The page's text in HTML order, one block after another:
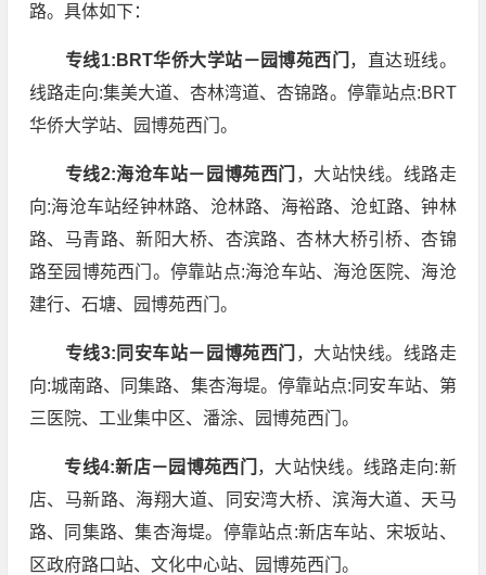
路。具体如下：
专线1:BRT华侨大学站－园博苑西门 ，直达班线。
线路走向:集美大道、杏林湾道、杏锦路。停靠站点:BRT
华侨大学站、园博苑西门。
专线2:海沧车站－园博苑西门
，大站快线。线路走
向:海沧车站经钟林路、沧林路、海裕路、沧虹路、钟林
路、马青路、新阳大桥、杏滨路、杏林大桥引桥、杏锦
路至园博苑西门。停靠站点:海沧车站、海沧医院、海沧
建行、石塘、园博苑西门。
专线3:同安车站－园博苑西门
，大站快线。线路走
向:城南路、同集路、集杏海堤。停靠站点:同安车站、第
三医院、工业集中区、潘涂、园博苑西门。
专线4:新店－园博苑西门
，大站快线。线路走向:新
店、马新路、海翔大道、同安湾大桥、滨海大道、天马
路、同集路、集杏海堤。停靠站点:新店车站、宋坂站、
区政府路口站、文化中心站、园博苑西门。